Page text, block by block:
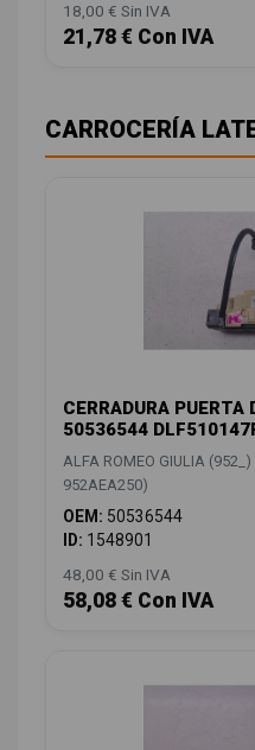
18,00 € Sin IVA
21,78 € Con IVA
CARROCERÍA
CERRADURA PUERTA
50536544
ALFA ROMEO GIULIA
952AEA250)
OEM: 50536544
ID: 1548901
48,00 € Sin IVA
58,08 € Con IVA